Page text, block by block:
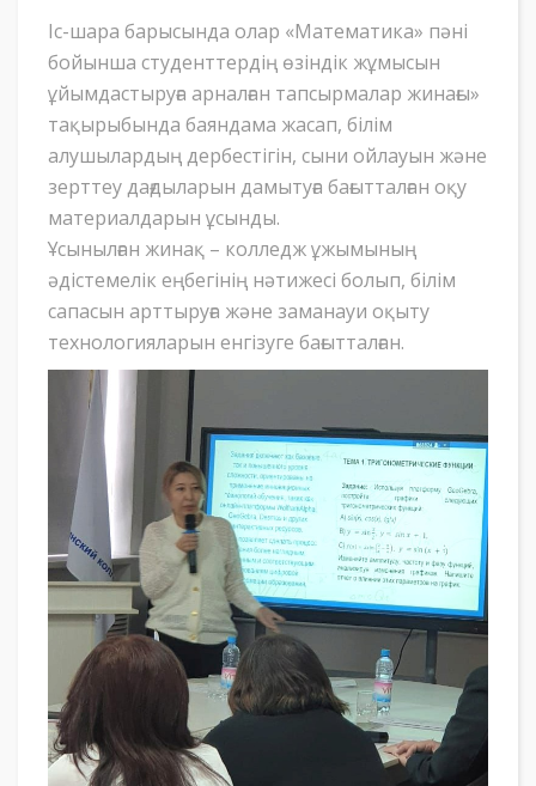
Іс-шара барысында олар «Математика» пәні
бойынша студенттердің өзіндік жұмысын
ұйымдастыруға арналған тапсырмалар жинағы»
тақырыбында баяндама жасап, білім
алушылардың дербестігін, сыни ойлауын және
зерттеу дағдыларын дамытуға бағытталған оқу
материалдарын ұсынды.
Ұсынылған жинақ – колледж ұжымының
әдістемелік еңбегінің нәтижесі болып, білім
сапасын арттыруға және заманауи оқыту
технологияларын енгізуге бағытталған.